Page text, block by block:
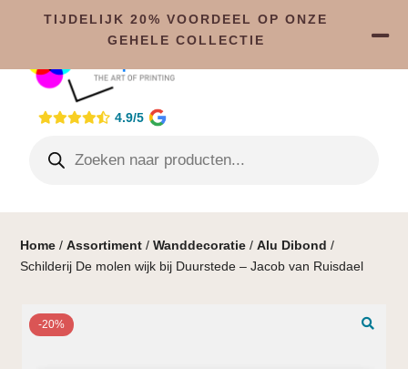
4.9/5
Home /Assortiment /Wanddecoratie /Alu Dibond /
Schilderij De molen wijk bij Duurstede – Jacob van Ruisdael
-20%
TIJDELIJK 20% VOORDEEL OP ONZE
GEHELE COLLECTIE